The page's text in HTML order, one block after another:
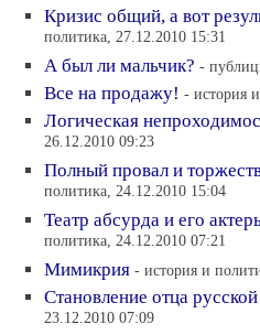
Кризис общий, а вот
политика, 27.12.2010 15:31
А был ли мальчик? -
Все на продажу! - история
Логическая
26.12.2010 09:23
Полный провал и
политика, 24.12.2010 15:04
Театр абсурда и его
политика, 24.12.2010 07:21
Мимикрия - история и
Становление отца
23.12.2010 07:09